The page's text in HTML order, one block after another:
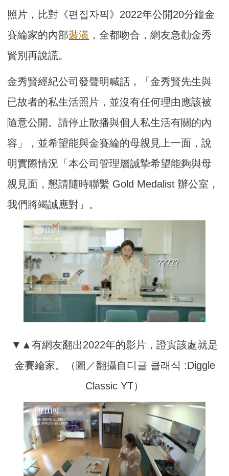
照片，比對《편집자픽》2022年公開20分鐘金
賽綸家的內部裝潢 ，全都吻合，網友急勸金秀
賢別再說謊。
金秀賢經紀公司發聲明喊話，「金秀賢先生與
已故者的私生活照片，並沒有任何理由應該被
隨意公開。請停止散播與個人私生活有關的內
容」，並希望能與金賽綸的母親見上一面，說
明實際情況「本公司管理層誠摯希望能夠與母
親見面，懇請隨時聯繫 Gold Medalist 辦公室，
我們將竭誠應對」。
▼▲有網友翻出2022年的影片，證實該處就是
金賽綸家。（圖／翻攝自디글 클래식 :Diggle
Classic YT）